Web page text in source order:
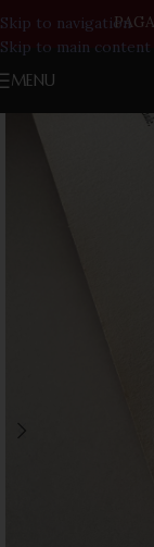
Skip to navigation
Skip to main content
MENU